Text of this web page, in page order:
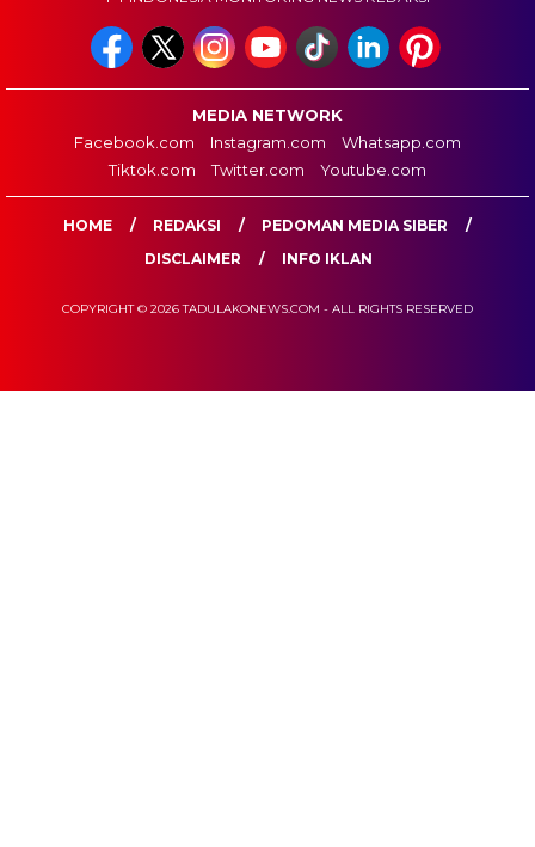
MEDIA NETWORK
Facebook.com
Instagram.com
Whatsapp.com
Tiktok.com
Twitter.com Youtube.com
HOME REDAKSI
PEDOMAN MEDIA SIBER
DISCLAIMER
INFO IKLAN
COPYRIGHT © 2026 TADULAKONEWS.COM - ALL RIGHTS RESERVED